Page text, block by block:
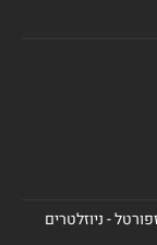
- ניוזלטרים